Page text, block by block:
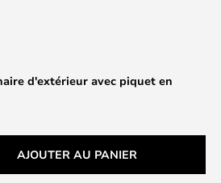
d'extérieur avec piquet en
AJOUTER AU PANIER